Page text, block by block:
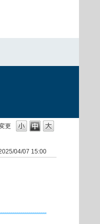
更
04/07 15:00